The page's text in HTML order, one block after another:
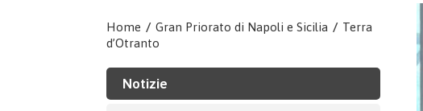
Home / Gran Priorato di Napoli e Sicilia / Terra
d’Otranto
Notizie